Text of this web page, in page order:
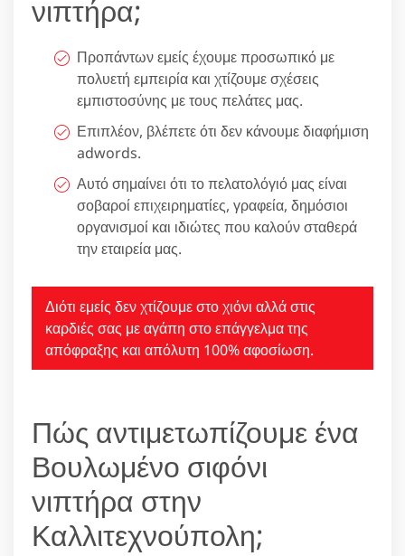
νιπτήρα;
Προπάντων εμείς έχουμε προσωπικό με
πολυετή εμπειρία και χτίζουμε σχέσεις
εμπιστοσύνης με τους πελάτες μας.
Επιπλέον, βλέπετε ότι δεν κάνουμε διαφήμιση
adwords.
Αυτό σημαίνει ότι το πελατολόγιό μας είναι
σοβαροί επιχειρηματίες, γραφεία, δημόσιοι
οργανισμοί και ιδιώτες που καλούν σταθερά
την εταιρεία μας.
Διότι εμείς δεν χτίζουμε στο χιόνι αλλά στις
καρδιές σας με αγάπη στο επάγγελμα της
απόφραξης και απόλυτη 100% αφοσίωση.
Πώς αντιμετωπίζουμε ένα
Βουλωμένο σιφόνι
νιπτήρα στην
Καλλιτεχνούπολη;